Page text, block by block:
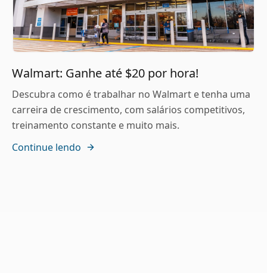
Walmart: Ganhe até $20 por hora!
Descubra como é trabalhar no Walmart e tenha uma
carreira de crescimento, com salários competitivos,
treinamento constante e muito mais.
Continue lendo